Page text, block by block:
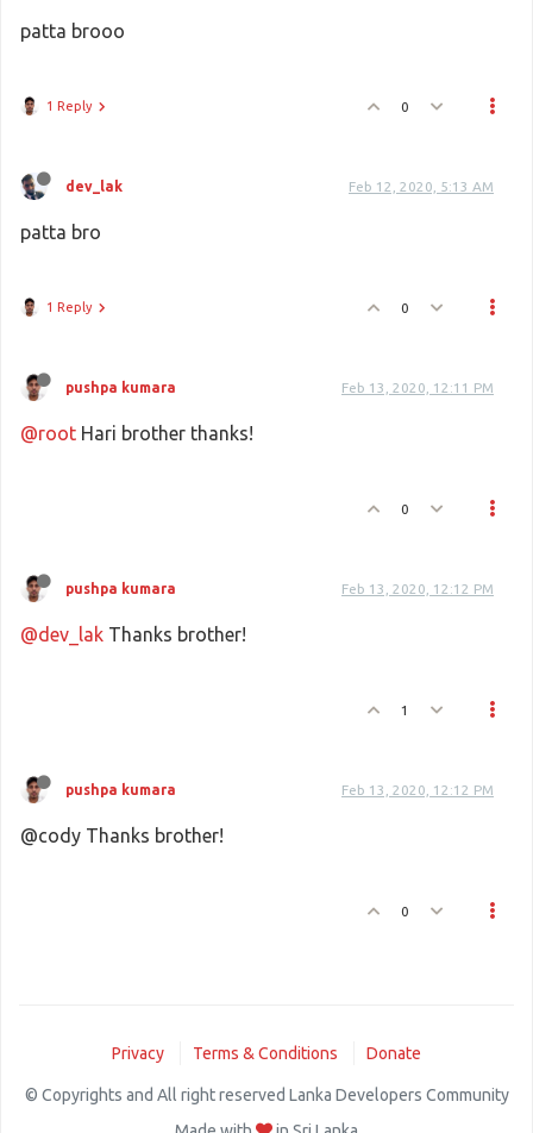
patta brooo
1 Reply 0
dev_lak Feb 12, 2020, 5:13 AM
patta bro
1 Reply 0
pushpa kumara Feb 13, 2020, 12:11 PM
@root Hari brother thanks!
0
pushpa kumara Feb 13, 2020, 12:12 PM
@dev_lak Thanks brother!
1
pushpa kumara Feb 13, 2020, 12:12 PM
@cody Thanks brother!
0
Privacy Terms & Conditions Donate
© Copyrights and All right reserved Lanka Developers Community